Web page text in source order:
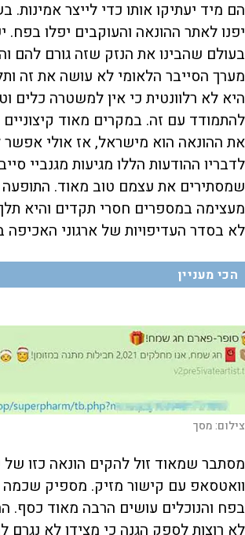
הם מיד יעתיקו אותו כדי לייצר אמינות.
יפנו לאתר ההונאה והעוקבים יפלו בפח.
בעולם שהבינו את הנזק שזה גורם להם
מערך הסייבר הלאומי לא עושה את זה
היא לא רלוונטית כי אין למשטרה כלים
להתמודד עם זה. במקרים מאוד
את ההונאה הוא מישראל, אז אולי אפשר
לדבריו ההודעות הללו מגיעות מגנביי
שמסתירים את עצמם טוב מאוד. התופעה
מעצימה במספרים חסרי תקדים והיא
לא בסדר העדיפויות של ארגוני האכיפה
הכי מעניין
צילום:מסך
מסתבר שמאוד זול להקים הונאה כזו
וואטסאפ עם קישור מזיק. מספיק שכמה
בפח והנוכלים עושים הרבה מאוד כסף.
לא רוצות לספק הגנה כי מצידן לא נגרם